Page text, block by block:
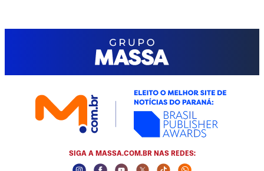
SIGA A MASSA.COM.BR NAS REDES: